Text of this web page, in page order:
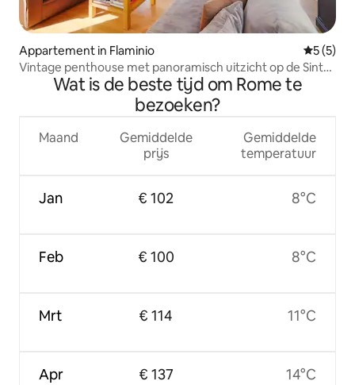
Appartement in Flaminio
5 (5)
Vintage penthouse met panoramisch uitzicht op de Sint-
Pietersbasiliek
Wat is de beste tijd om Rome te
bezoeken?
Maand
Jan
Feb
Mrt
Apr
Gemiddelde
prijs
€ 102
€ 100
€ 114
€ 137
Gemiddelde
temperatuur
8°C
8°C
11°C
14°C